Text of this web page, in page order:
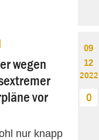
wegen
vor
nur knapp
09
12
2022
0